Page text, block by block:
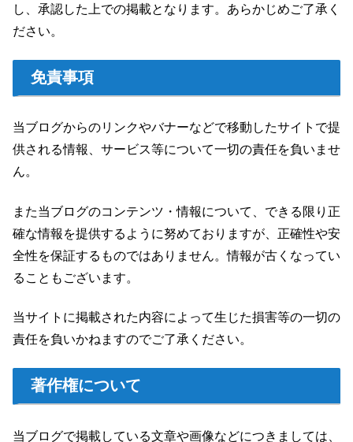
し、承認した上での掲載となります。あらかじめご了承く
ださい。
免責事項
当ブログからのリンクやバナーなどで移動したサイトで提
供される情報、サービス等について一切の責任を負いませ
ん。
また当ブログのコンテンツ・情報について、できる限り正
確な情報を提供するように努めておりますが、正確性や安
全性を保証するものではありません。情報が古くなってい
ることもございます。
当サイトに掲載された内容によって生じた損害等の一切の
責任を負いかねますのでご了承ください。
著作権について
当ブログで掲載している文章や画像などにつきましては、